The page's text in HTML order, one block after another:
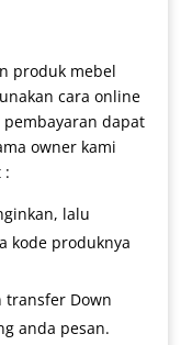
produk mebel
cara online
dapat
owner kami
:
lalu
kode produknya
transfer Down
anda pesan.